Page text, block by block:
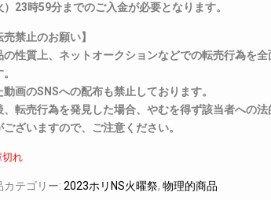
）23時59分までのご入金が必要となります。
売禁止のお願い】
の性質上、ネットオークションなどでの転売行為を
動画のSNSへの配布も禁止しております。
、転売行為を発見した場合、やむを得ず該当者への
ございますので、ご注意ください。
切れ
カテゴリー: 2023ホリNS火曜祭, 物理的商品